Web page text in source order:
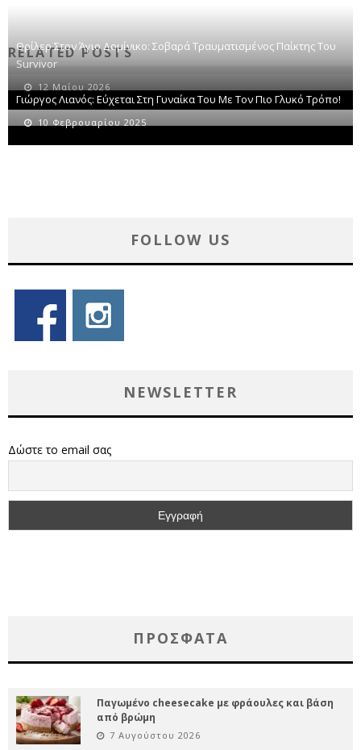
RELATED POSTS
Θρίλερ Στον Άγιο Δομίνικο: Σοβαρά Τραυματισμένος Παίκτης Του
Survivor
12 Μαΐου 2026
Γιώργος Λιανός: Εύχεται Στη Γυναίκα Του Με Τον Πιο Γλυκό Τρόπο!
10 Φεβρουαρίου 2025
FOLLOW US
NEWSLETTER
Δώστε το email σας
ΠΡΌΣΦΑΤΑ
Παγωμένο cheesecake με φράουλες και βάση
από βρώμη
7 Αυγούστου 2026